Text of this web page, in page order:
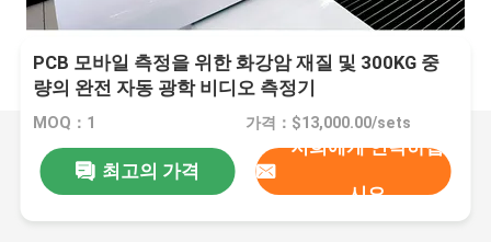
PCB 모바일 측정을 위한 화강암 재질 및 300KG 중
량의 완전 자동 광학 비디오 측정기
MOQ：1 가격：$13,000.00/sets
최고의 가격
저희에게 연락하십
시오